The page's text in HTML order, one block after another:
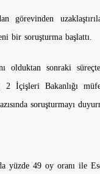
görevinden
bir soruşturma başlattı.
olduktan sonraki
2 İçişleri Bakanlığı
soruşturmayı
yüzde 49 oy oranı ile